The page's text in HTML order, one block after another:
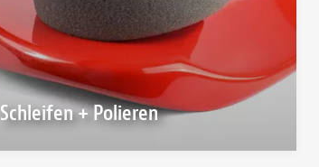
Schleifen + Polieren